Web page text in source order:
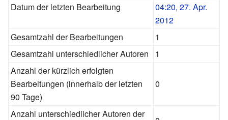
Datum der letzten Bearbeitung
04:20, 27. Apr.
2012
Gesamtzahl der Bearbeitungen
1
Gesamtzahl unterschiedlicher Autoren
1
Anzahl der kürzlich erfolgten
Bearbeitungen (innerhalb der letzten
90 Tage)
0
Anzahl unterschiedlicher Autoren der